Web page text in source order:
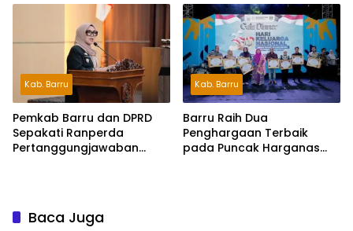
Depan Generasi
Kab. Barru
Pemkab Barru dan DPRD
Sepakati Ranperda
Pertanggungjawaban
Kab. Barru
Barru Raih Dua
Penghargaan Terbaik
pada Puncak Harganas
Baca Juga